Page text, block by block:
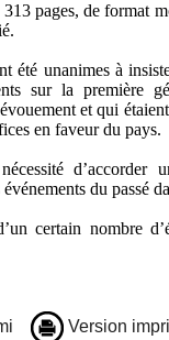
pages, de format
été unanimes à
sur la première
et qui
en faveur du pays.
d’accorder
du passé
certain nombre
Version